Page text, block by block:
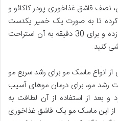
قاشق غذاخوری پودر کاکائو و
کرده تا به صورت یک خمیر یکدست
تبدیل شود. آن را به مو و ساقه مو زده و برای 30 دقیقه به آن استراحت
کنید.
انواع ماسک مو برای رشد سریع مو
رشد مو، برای درمان موهای آسیب
بعد از استفاده از آن لطافت به
از این ماسک مو یک قاشق غذاخوری